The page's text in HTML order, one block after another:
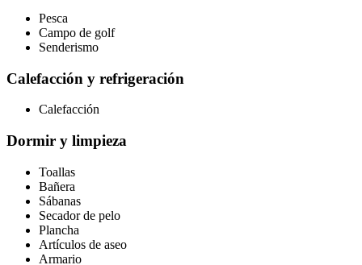
Pesca
Campo de golf
Senderismo
Calefacción y refrigeración
Calefacción
Dormir y limpieza
Toallas
Bañera
Sábanas
Secador de pelo
Plancha
Artículos de aseo
Armario